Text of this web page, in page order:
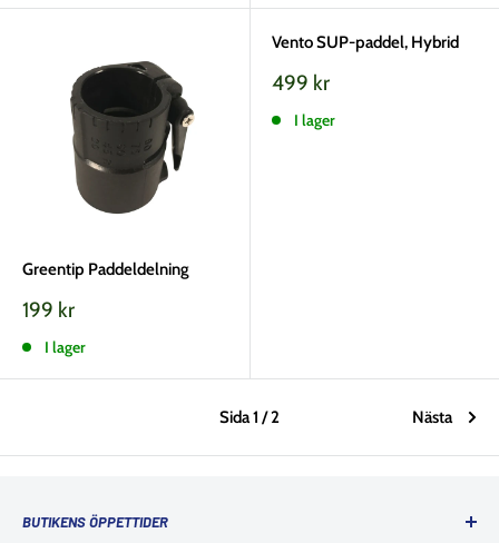
Greentip Paddeldelning
Vårt
199 kr
I lager
Vento SUP-paddel, Hybrid
Vårt
499 kr
I lager
Sida 1 / 2 Nästa
BUTIKENS ÖPPETTIDER